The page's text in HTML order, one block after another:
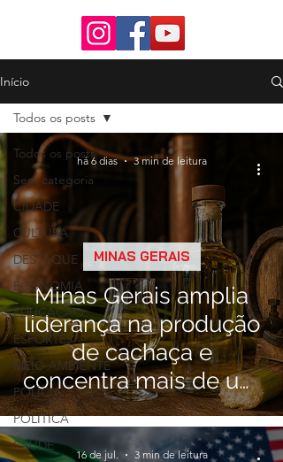
Início
Todos os posts
Sem categoria
CIDADE
CULTURA
DESTAQUE
ECONOMIA
EDUCAÇÃO
ESPORTES
MEIO AMBIENTE
POLÍCIA
POLÍTICA
SAÚDE
Todos os posts
Minas Gerais amplia
liderança na produção
de cachaça e
concentra mais de um
terço dos alambiques
do Brasil
MINAS GERAIS
há 6 dias 3 min de leitura
16 de jul. 3 min de leitura